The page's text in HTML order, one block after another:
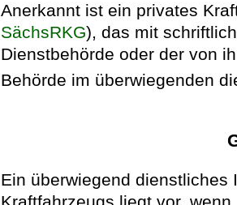
Anerkannt ist ein privates
SächsRKG), das mit
Dienstbehörde oder der von
Behörde im überwiegenden
Ein überwiegend dienstliches